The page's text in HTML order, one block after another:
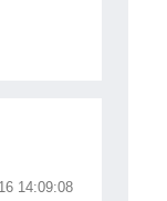
14:09:08